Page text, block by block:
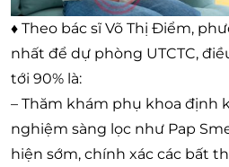
♦ Theo bác sĩ Võ Thị Điểm,
nhất để dự phòng UTCTC,
tới 90% là:
– Thăm khám phụ khoa định
nghiệm sàng lọc như Pap
hiện sớm, chính xác các bất